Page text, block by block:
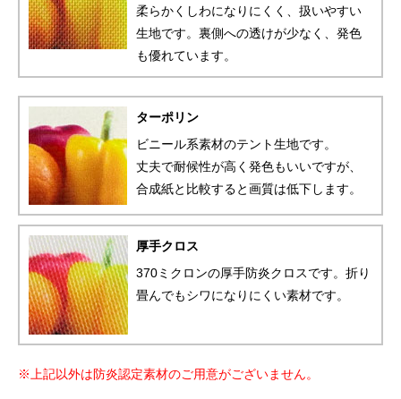
柔らかくしわになりにくく、扱いやすい
生地です。裏側への透けが少なく、発色
も優れています。
ターポリン
ビニール系素材のテント生地です。
丈夫で耐候性が高く発色もいいですが、
合成紙と比較すると画質は低下します。
厚手クロス
370ミクロンの厚手防炎クロスです。折り
畳んでもシワになりにくい素材です。
※上記以外は防炎認定素材のご用意がございません。